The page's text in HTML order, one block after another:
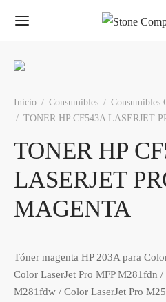
Inicio / Consumibles / Consumibles
/ TONER HP CF543A LASERJET
TONER HP
LASERJET
MAGENTA
Tóner magenta HP 203A para
Color LaserJet Pro MFP M281fdn
M281fdw / Color LaserJet Pro